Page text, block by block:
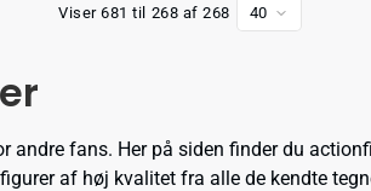
Viser 681 til 268 af 268 40
fans. Her på siden finder du
af høj kvalitet fra alle de kendte